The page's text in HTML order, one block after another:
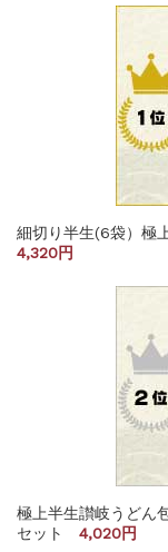
細切り半生(6袋）極
4,320円
極上半生讃岐うどん
セット 4,020円